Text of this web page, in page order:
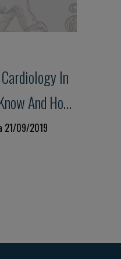
In
And How
21/09/2019